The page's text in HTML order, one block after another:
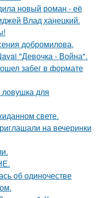
новый роман - её
Влад ханецкий.
добромилова,
"Девочка - Война".
забег в формате
ловушка для
свете.
на вечеринки
об одиночестве